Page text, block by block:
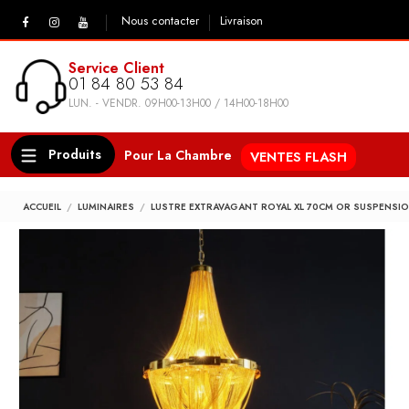
Nous contacter Livraison
Service Client
01 84 80 53 84
LUN. - VENDR. 09H00-13H00 / 14H00-18H00
Produits Pour La Chambre VENTES FLASH
ACCUEIL LUMINAIRES LUSTRE EXTRAVAGANT ROYAL XL 70CM OR